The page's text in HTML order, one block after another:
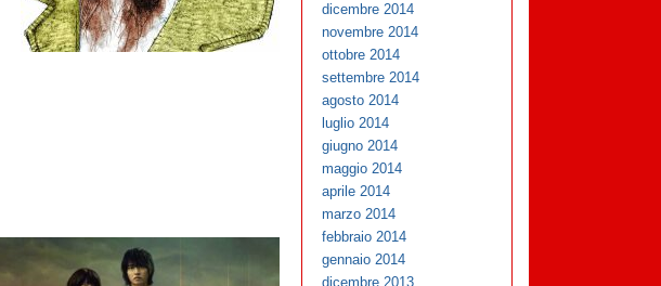
dicembre 2014
novembre 2014
ottobre 2014
settembre 2014
agosto 2014
luglio 2014
giugno 2014
maggio 2014
aprile 2014
marzo 2014
febbraio 2014
gennaio 2014
dicembre 2013